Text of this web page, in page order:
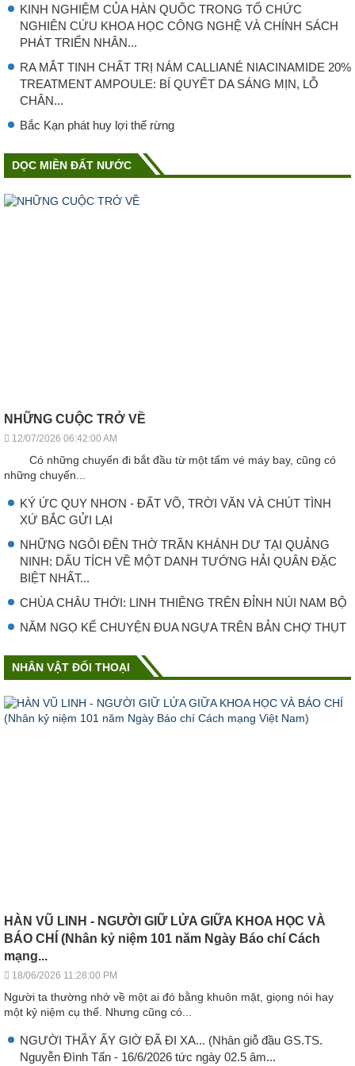
KINH NGHIỆM CỦA HÀN QUỐC TRONG TỔ CHỨC
NGHIÊN CỨU KHOA HỌC CÔNG NGHỆ VÀ CHÍNH SÁCH
PHÁT TRIỂN NHÂN...
RA MẮT TINH CHẤT TRỊ NÁM CALLIANÉ NIACINAMIDE 20%
TREATMENT AMPOULE: BÍ QUYẾT DA SÁNG MỊN, LỖ
CHÂN...
Bắc Kạn phát huy lợi thế rừng
DỌC MIỀN ĐẤT NƯỚC
NHỮNG CUỘC TRỞ VỀ
12/07/2026 06:42:00 AM
Có những chuyến đi bắt đầu từ một tấm vé máy bay, cũng có
những chuyến...
KÝ ỨC QUY NHƠN - ĐẤT VÕ, TRỜI VĂN VÀ CHÚT TÌNH
XỨ BẮC GỬI LẠI
NHỮNG NGÔI ĐỀN THỜ TRẦN KHÁNH DƯ TẠI QUẢNG
NINH: DẤU TÍCH VỀ MỘT DANH TƯỚNG HẢI QUÂN ĐẶC
BIỆT NHẤT...
CHÙA CHÂU THỚI: LINH THIÊNG TRÊN ĐỈNH NÚI NAM BỘ
NĂM NGỌ KỂ CHUYỆN ĐUA NGỰA TRÊN BẢN CHỢ THỤT
NHÂN VẬT ĐỐI THOẠI
HÀN VŨ LINH - NGƯỜI GIỮ LỬA GIỮA KHOA HỌC VÀ
BÁO CHÍ (Nhân kỷ niệm 101 năm Ngày Báo chí Cách
mạng...
18/06/2026 11:28:00 PM
Người ta thường nhớ về một ai đó bằng khuôn mặt, giọng nói hay
một kỷ niệm cụ thể. Nhưng cũng có...
NGƯỜI THẦY ẤY GIỜ ĐÃ ĐI XA... (Nhân giỗ đầu GS.TS.
Nguyễn Đình Tấn - 16/6/2026 tức ngày 02.5 âm...